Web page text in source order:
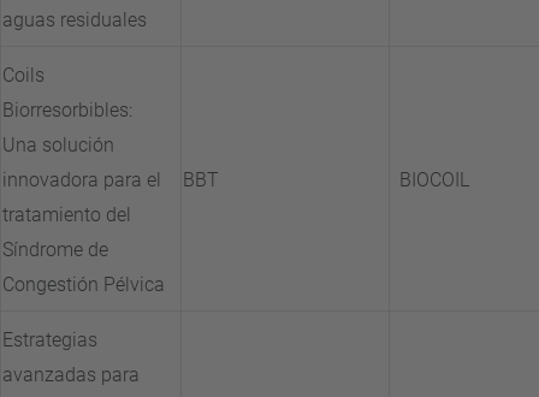
aguas residuales
Coils
Biorresorbibles:
Una solución
innovadora para el
tratamiento del
Síndrome de
Congestión Pélvica
BBT BIOCOIL
Estrategias
avanzadas para